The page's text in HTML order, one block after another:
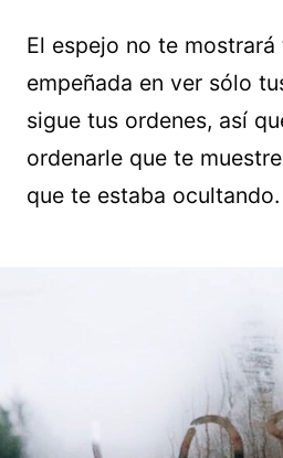
El espejo no te
empeñada en ver sólo
sigue tus ordenes, así
ordenarle que te
que te estaba ocultando.